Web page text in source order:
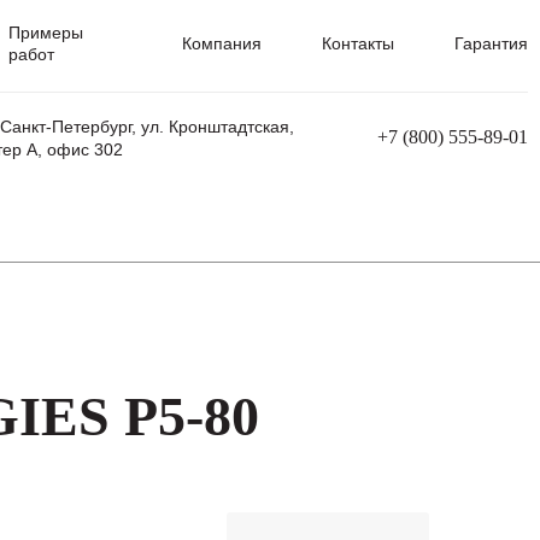
Примеры
работ
Компания Контакты Гарантия
Петербург, ул. Кронштадтская,
А, офис 302
+7 (800) 555-89-01
P5-80